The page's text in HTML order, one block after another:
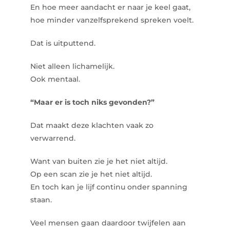
En hoe meer aandacht er naar je keel gaat,
hoe minder vanzelfsprekend spreken voelt.
Dat is uitputtend.
Niet alleen lichamelijk.
Ook mentaal.
“Maar er is toch niks gevonden?”
Dat maakt deze klachten vaak zo
verwarrend.
Want van buiten zie je het niet altijd.
Op een scan zie je het niet altijd.
En toch kan je lijf continu onder spanning
staan.
Veel mensen gaan daardoor twijfelen aan